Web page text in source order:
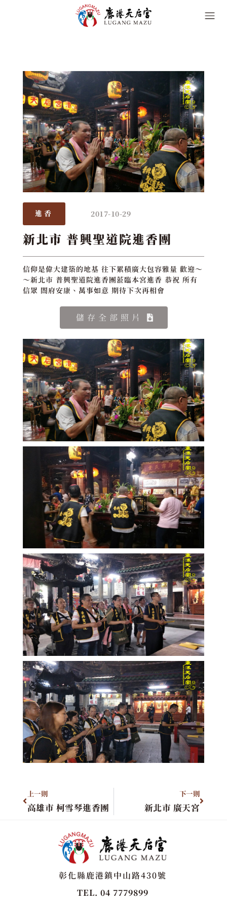
進香 2017-10-29
新北市 普興聖道院進香團
信仰是偉大建築的地基 往下累積廣大包容雅量 歡迎～
～新北市 普興聖道院進香團蒞臨本宮進香 恭祝 所有
信眾 閤府安康、萬事如意 期待下次再相會
儲存全部照片
上一則
高雄市 柯雪琴進香團
下一則
新北市 廣天宮
彰化縣鹿港鎮中山路430號
TEL. 04 7779899